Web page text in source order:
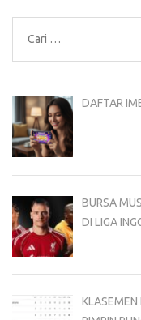
Cari
untuk:
DAFTAR
BURSA
DI LIGA
KLASEMEN